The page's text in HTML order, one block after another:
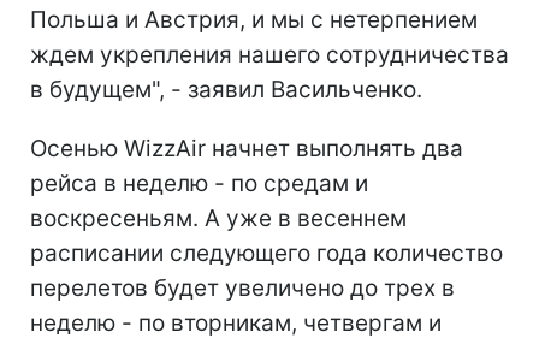
Польша и Австрия, и мы с нетерпением
ждем укрепления нашего сотрудничества
в будущем", - заявил Васильченко.
Осенью WizzAir начнет выполнять два
рейса в неделю - по средам и
воскресеньям. А уже в весеннем
расписании следующего года количество
перелетов будет увеличено до трех в
неделю - по вторникам, четвергам и